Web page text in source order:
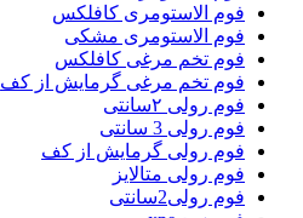
فوم الاستومری کافلکس
فوم الاستومری مشکی
فوم تخم مرغی کافلکس
فوم تخم مرغی گرمایش از کف
فوم رولی ۲سانتی
فوم رولی 3 سانتی
فوم رولی گرمایش از کف
فوم رولی متالایز
فوم رولی2سانتی